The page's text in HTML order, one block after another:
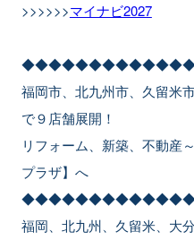
>>>>>>マイナビ2027
福岡市、北九州市、久留米
で９店舗展開！
リフォーム、新築、不動産
プラザ】へ
福岡、北九州、久留米、大